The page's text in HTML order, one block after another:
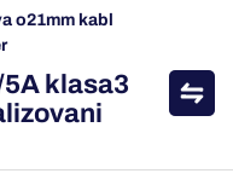
klasa3